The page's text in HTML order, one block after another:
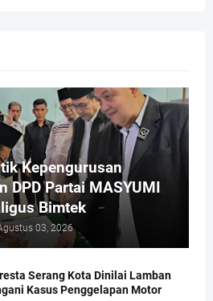
Kepengurusan
DPD Partai MASYUMI
Bimtek
03, 2026
Serang Kota Dinilai Lamban
Kasus Penggelapan Motor